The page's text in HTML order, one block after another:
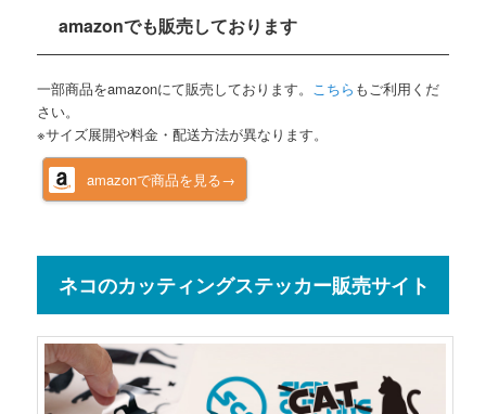
amazonでも販売しております
一部商品をamazonにて販売しております。 こちら もご利用くだ
さい。
※サイズ展開や料金・配送方法が異なります。
amazonで商品を見る→
ネコのカッティングステッカー販売サイト